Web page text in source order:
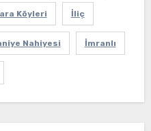
Köyleri İliç
Nahiyesi İmranlı